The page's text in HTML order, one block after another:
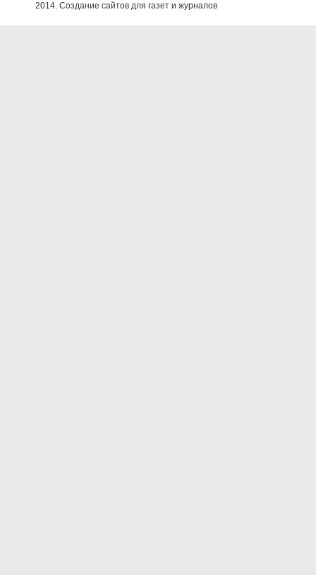
2014. Создание сайтов для газет и журналов